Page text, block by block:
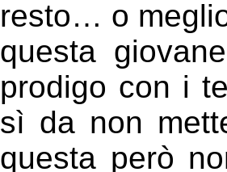
resto… o
questa
prodigo con i
sì da non
questa però